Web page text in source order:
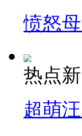
愤怒
热点
超萌